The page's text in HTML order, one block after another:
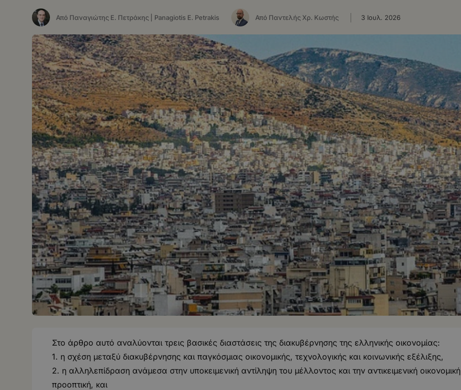
Από Παναγιώτης Ε. Πετράκης | Panagiotis E. Petrakis Από Παντελής Χρ. Κωστής 3 Ιουλ. 2026
Στο άρθρο αυτό αναλύονται τρεις βασικές διαστάσεις της διακυβέρνησης της ελληνικής οικονομίας:
1. η σχέση μεταξύ διακυβέρνησης και παγκόσμιας οικονομικής, τεχνολογικής και κοινωνικής εξέλιξης,
2. η αλληλεπίδραση ανάμεσα στην υποκειμενική αντίληψη του μέλλοντος και την αντικειμενική οικονομική
προοπτική, και